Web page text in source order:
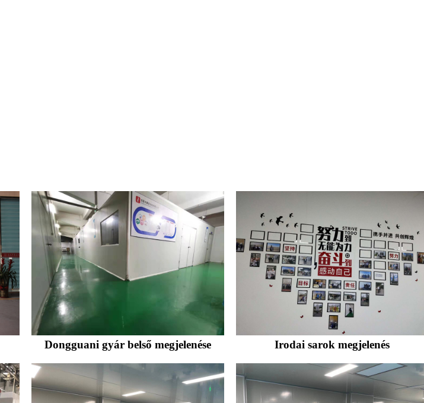
Dongguani gyár belső megjelenése Irodai sarok megjelenés